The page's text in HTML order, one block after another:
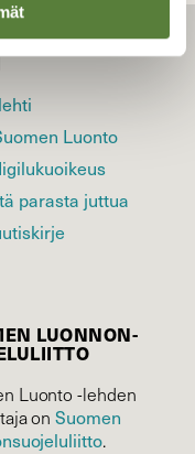
Luonto
parasta juttua
LUONNON­
Luonto -lehden
onSuomen
.